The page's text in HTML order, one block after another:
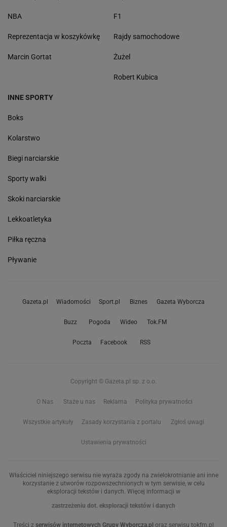
NBA
Reprezentacja w koszykówkę
Marcin Gortat
F1
Rajdy samochodowe
Żużel
Robert Kubica
INNE SPORTY
Boks
Kolarstwo
Biegi narciarskie
Sporty walki
Skoki narciarskie
Lekkoatletyka
Piłka ręczna
Pływanie
Gazeta.pl Wiadomości Sport.pl Biznes Gazeta Wyborcza
Buzz Pogoda Wideo Tok.FM
Poczta Facebook RSS
Copyright © Gazeta.pl sp. z o.o.
O Nas Staże u nas Reklama Polityka prywatności
Wszystkie artykuły Zasady korzystania z portalu Zgłoś uwagi
Ustawienia prywatności
Właściciel niniejszego serwisu nie wyraża zgody na zwielokrotnianie ani inne
korzystanie z utworów rozpowszechnionych w tym serwisie, w celu
eksploracji tekstów i danych. Więcej informacji w
zastrzeżeniu dot. eksploracji tekstów i danych
Treści z serwisów internetowych Grupy Wyborcza.pl oraz serwisu tokfm.pl